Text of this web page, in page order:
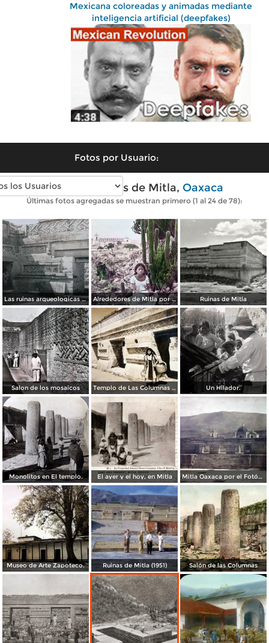
Mexicana coloreadas y animadas mediante
inteligencia artificial (deepfakes)
Fotos por Usuario:
Fotos antiguas de Mitla, Oaxaca
Últimas fotos agregadas se muestran primero (1 al 24 de 78):
Las ruinas arqueologicas Por el fotografo Hugo Brehme. Alrededores de Mitla por el fotografo Charles Bolbruge. Ruinas de Mitla
Salon de los mosaicos Templo de Las Columnas Mitla, Oaxaca. Un Hilador.
Monolitos en El templo. El ayer y el hoy, en Mitla Mitla Oaxaca por el Fotógrafo Hugo Brehme.
Museo de Arte Zapoteco. Ruinas de Mitla (1951) Salón de las Columnas